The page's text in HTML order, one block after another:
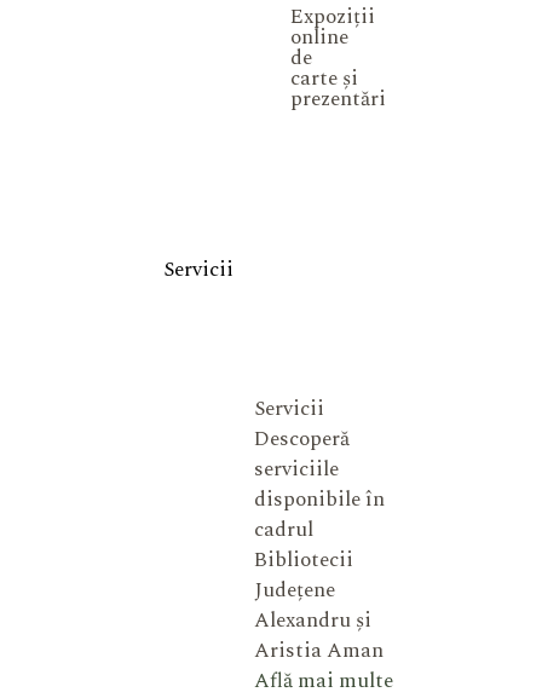
Expoziții
online
de
carte și
prezentări
Servicii
Servicii
Descoperă
serviciile
disponibile în
cadrul
Bibliotecii
Județene
Alexandru și
Aristia Aman
Află mai multe